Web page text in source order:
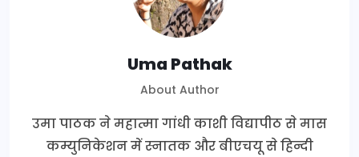
Uma Pathak
About Author
उमा पाठक ने महात्मा गांधी काशी विद्यापीठ से मास
कम्युनिकेशन में स्नातक और बीएचयू से हिन्दी